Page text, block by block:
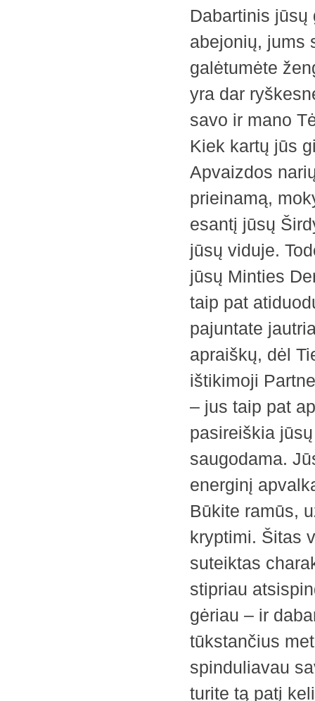
Dabartinis
abejonių, jums
galėtumėte
yra dar
savo ir mano
Kiek kartų jūs
Apvaizdos
prieinamą,
esantį jūsų
jūsų viduje.
jūsų Minties
taip pat
pajuntate
apraiškų, dėl
ištikimoji
– jus taip pat
pasireiškia
saugodama.
energinį
Būkite ramūs,
kryptimi. Šitas
suteiktas
stipriau
gėriau – ir
tūkstančius
spinduliavau
turite tą patį